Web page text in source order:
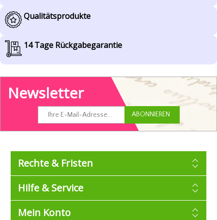
Qualitätsprodukte
14 Tage Rückgabegarantie
Newsletter
Rechte & Fristen
Hilfe & Service
Mein Konto